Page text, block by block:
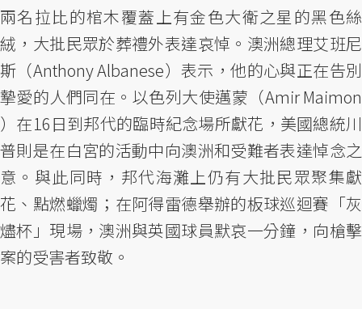
兩名拉比的棺木覆蓋上有金色大衛之星的黑色絲
絨，大批民眾於葬禮外表達哀悼。澳洲總理艾班尼
斯（Anthony Albanese）表示，他的心與正在告別
摯愛的人們同在。以色列大使邁蒙（Amir Maimon
）在16日到邦代的臨時紀念場所獻花，美國總統川
普則是在白宮的活動中向澳洲和受難者表達悼念之
意。與此同時，邦代海灘上仍有大批民眾聚集獻
花、點燃蠟燭；在阿得雷德舉辦的板球巡迴賽「灰
燼杯」現場，澳洲與英國球員默哀一分鐘，向槍擊
案的受害者致敬。